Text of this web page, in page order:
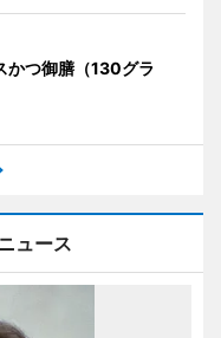
かつ御膳（130グラ
ュース